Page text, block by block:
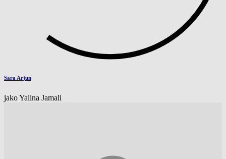
Sara Arjun
jako Yalina Jamali